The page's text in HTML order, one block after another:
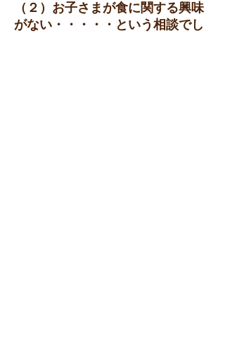
（２）お子さまが食に関する興味
がない・・・・・という相談でし